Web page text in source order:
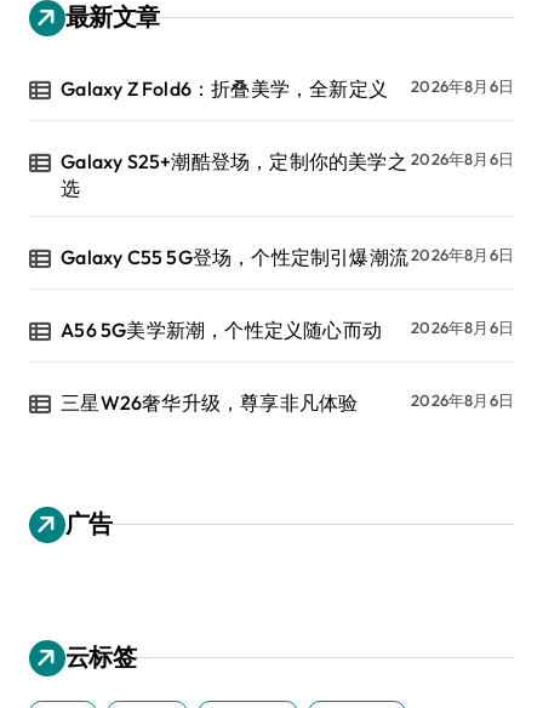
最新文章
Galaxy Z Fold6：折叠美学，全新定义 2026年8月6日
Galaxy S25+潮酷登场，定制你的美学之
选
2026年8月6日
Galaxy C55 5G登场，个性定制引爆潮流2026年8月6日
A56 5G美学新潮，个性定义随心而动 2026年8月6日
三星W26奢华升级，尊享非凡体验 2026年8月6日
广告
云标签